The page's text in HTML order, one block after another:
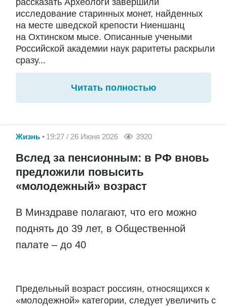
исследование старинных монет, найденных
на месте шведской крепости Ниеншанц
на Охтинском мысе. Описанные учеными
Российской академии наук раритеты раскрыли
сразу...
Читать полностью
Жизнь 19:27 / 26 Июня 2026 3920
Вслед за пенсионным: в РФ вновь
предложили повысить
«молодежный» возраст
В Минздраве полагают, что его можно
поднять до 39 лет, в Общественной
палате – до 40
Предельный возраст россиян, относящихся к
«молодежной» категории, следует увеличить с